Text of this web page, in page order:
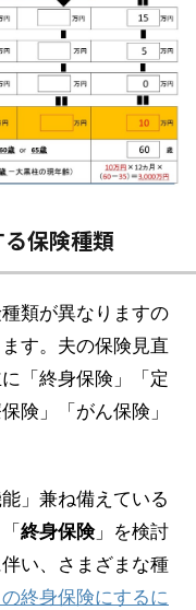
保険種類
類が異なりますの
す。夫の保険見直
「終身保険」「定
険」「がん保険」
」兼ね備えている
終身保険」を検討
い、さまざまな種
終身保険にするに